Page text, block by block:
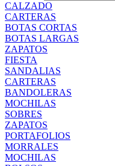
CALZADO
CARTERAS
BOTAS CORTAS
BOTAS LARGAS
ZAPATOS
FIESTA
SANDALIAS
CARTERAS
BANDOLERAS
MOCHILAS
SOBRES
ZAPATOS
PORTAFOLIOS
MORRALES
MOCHILAS